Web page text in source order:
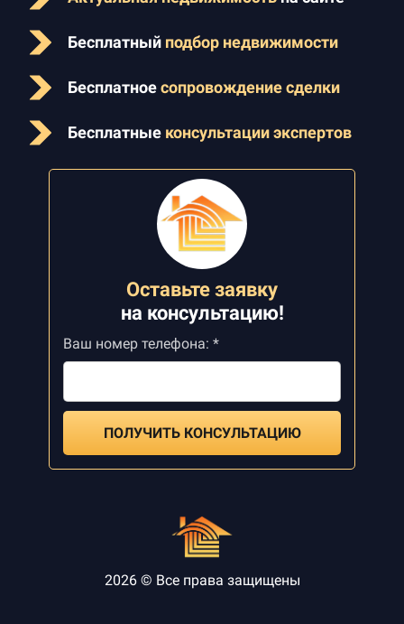
Бесплатный подбор недвижимости
Бесплатноесопровождение сделки
Бесплатные консультации экспертов
Оставьте заявку
на консультацию!
Ваш номер телефона: *
ПОЛУЧИТЬ КОНСУЛЬТАЦИЮ
2026 © Все права защищены